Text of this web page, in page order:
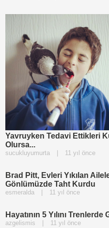
Yavruyken Tedavi Ettikleri
Olursa...
sucukluyumurta 11 yıl önce
Brad Pitt, Evleri Yıkılan
Gönlümüzde Taht Kurdu
esmeralda 11 yıl önce
Hayatının 5 Yılını
azgelismis 11 yıl önce